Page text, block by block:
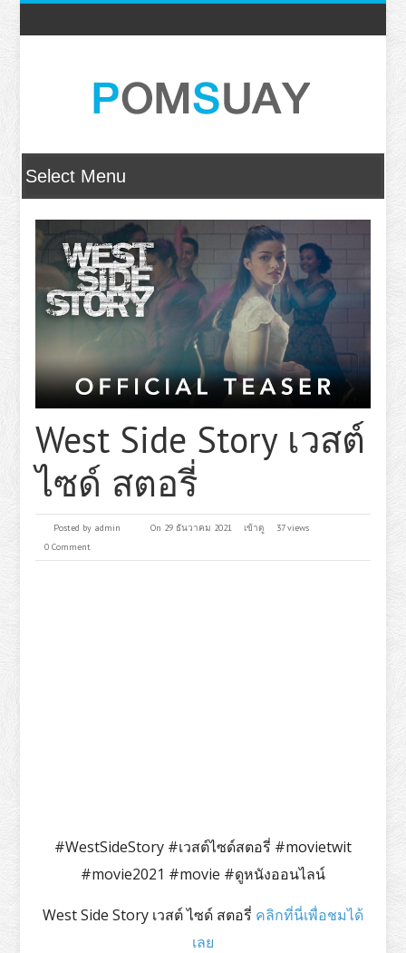
West Side Story เวสต์
ไซด์ สตอรี่
Posted by admin On 29 ธันวาคม 2021 เข้าดู
37 views
0 Comment
#WestSideStory #เวสต์ไซด์สตอรี่ #movietwit
#movie2021 #movie #ดูหนังออนไลน์
West Side Story เวสต์ ไซด์ สตอรี่ คลิกที่นี่เพื่อชมได้
เลย